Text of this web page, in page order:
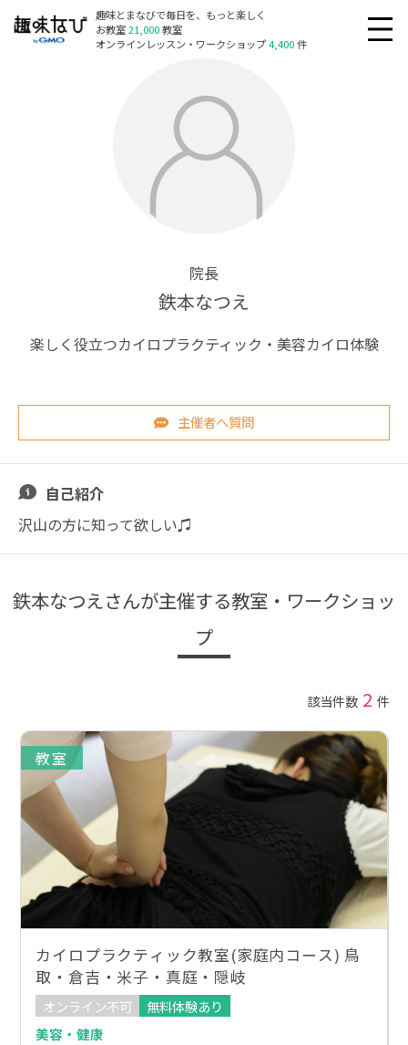
趣味とまなびで毎日を、もっと楽しく
お教室21,000教室
オンラインレッスン・ワークショップ4,400件
院長
鉄本なつえ
楽しく役立つカイロプラクティック・美容カイロ体験
主催者へ質問
自己紹介
沢山の方に知って欲しい♫
鉄本なつえさんが主催する教室・ワークショッ
プ
該当件数 2 件
教室
カイロプラクティック教室(家庭内コース) 鳥
取・倉吉・米子・真庭・隠岐
オンライン不可
無料体験あり
美容・健康